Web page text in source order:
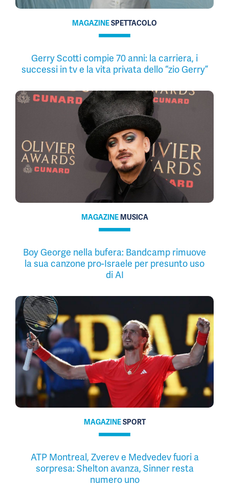
MAGAZINESPETTACOLO
Gerry Scotti compie 70 anni: la carriera, i
successi in tv e la vita privata dello “zio Gerry”
MAGAZINE MUSICA
Boy George nella bufera: Bandcamp rimuove
la sua canzone pro-Israele per presunto uso
di AI
MAGAZINESPORT
ATP Montreal, Zverev e Medvedev fuori a
sorpresa: Shelton avanza, Sinner resta
numero uno